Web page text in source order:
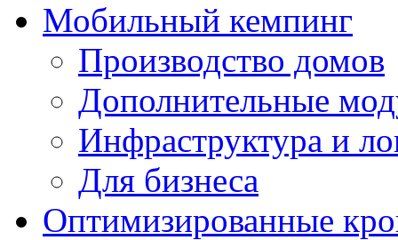
Мобильный кемпинг
Производство домов
Дополнительные
Инфраструктура и
Для бизнеса
Оптимизированные